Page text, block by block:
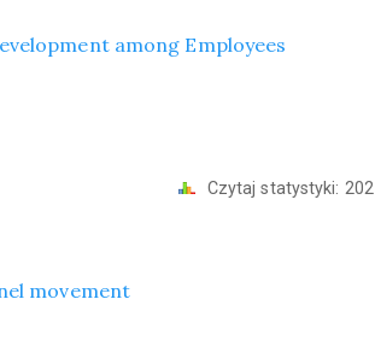
among Employees
Czytaj statystyki: 202
movement